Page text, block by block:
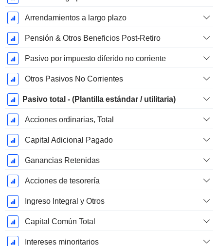
Arrendamientos a largo plazo
Pensión & Otros Beneficios Post-Retiro
Pasivo por impuesto diferido no corriente
Otros Pasivos No Corrientes
Pasivo total - (Plantilla estándar / utilitaria)
Acciones ordinarias, Total
Capital Adicional Pagado
Ganancias Retenidas
Acciones de tesorería
Ingreso Integral y Otros
Capital Común Total
Intereses minoritarios